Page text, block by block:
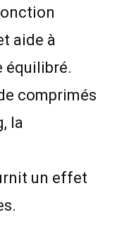
aide à
équilibré.
comprimés
la
un effet